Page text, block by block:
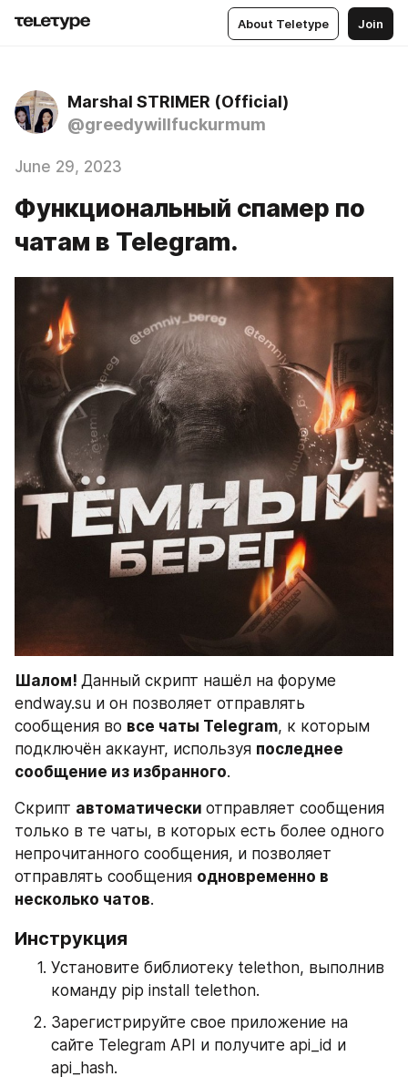
About Teletype Join
Marshal STRIMER (Official)
@greedywillfuckurmum
June 29, 2023
Функциональный спамер по
чатам в Telegram.
Шалом! Данный скрипт нашёл на форуме
endway.su и он позволяет отправлять
сообщения во все чаты Telegram, к которым
подключён аккаунт, используя последнее
сообщение из избранного.
Скрипт автоматически отправляет сообщения
только в те чаты, в которых есть более одного
непрочитанного сообщения, и позволяет
отправлять сообщения одновременно в
несколько чатов.
Инструкция
Установите библиотеку telethon, выполнив
команду pip install telethon.
Зарегистрируйте свое приложение на
сайте Telegram API и получите api_id и
api_hash.